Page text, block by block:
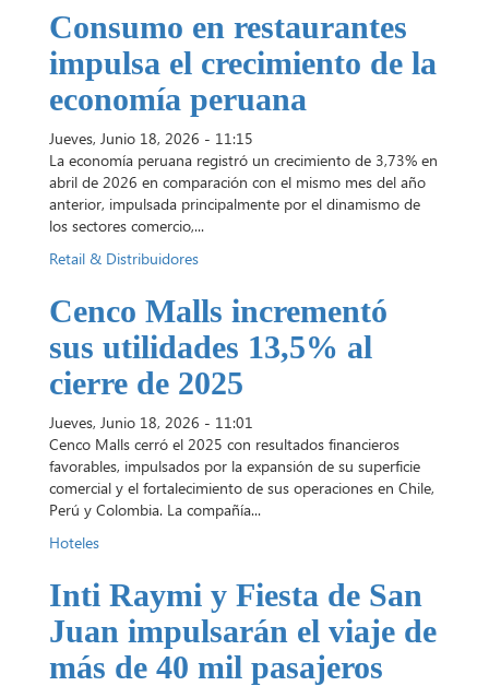
Consumo en restaurantes
impulsa el crecimiento de la
economía peruana
Jueves, Junio 18, 2026 - 11:15
La economía peruana registró un crecimiento de 3,73% en
abril de 2026 en comparación con el mismo mes del año
anterior, impulsada principalmente por el dinamismo de
los sectores comercio,...
Retail & Distribuidores
Cenco Malls incrementó
sus utilidades 13,5% al
cierre de 2025
Jueves, Junio 18, 2026 - 11:01
Cenco Malls cerró el 2025 con resultados financieros
favorables, impulsados por la expansión de su superficie
comercial y el fortalecimiento de sus operaciones en Chile,
Perú y Colombia. La compañía...
Hoteles
Inti Raymi y Fiesta de San
Juan impulsarán el viaje de
más de 40 mil pasajeros